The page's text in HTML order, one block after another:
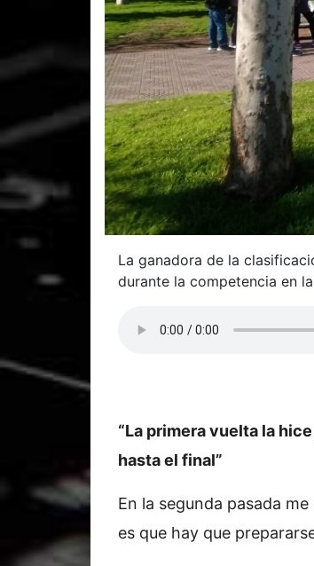
La ganadora de la
durante la competencia en
“La primera vuelta la
hasta el final”
En la segunda pasada
es que hay que